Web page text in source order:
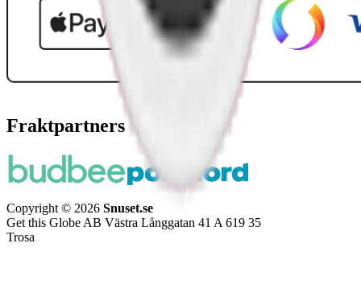
Fraktpartners
Copyright © 2026 Snuset.se
Get this Globe AB Västra Långgatan 41 A 619 35
Trosa